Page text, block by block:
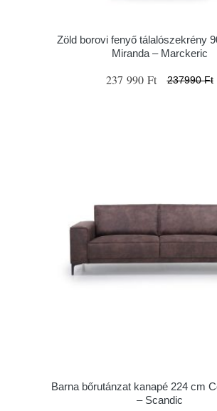
Zöld borovi fenyő tálalószekrény
Miranda – Marckeric
237 990 Ft 237990 Ft
Barna bőrutánzat kanapé 224 cm
– Scandic